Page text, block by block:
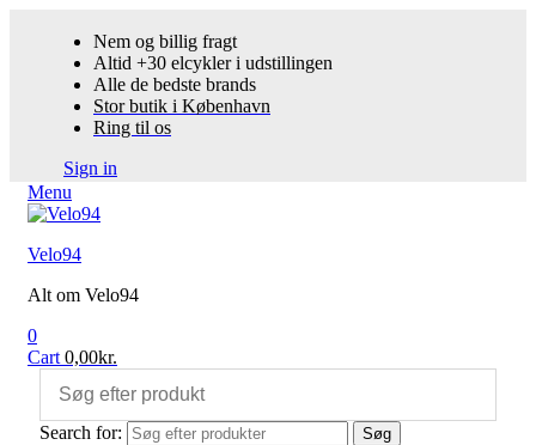
Nem og billig fragt
Altid +30 elcykler i udstillingen
Alle de bedste brands
Stor butik i København
Ring til os
Sign in
Menu
Velo94
Alt om Velo94
0
Cart 0,00kr.
Search for: Søg